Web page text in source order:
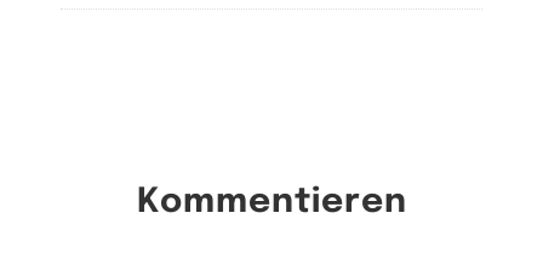
Kommentieren